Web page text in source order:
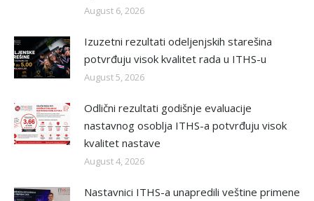
August 6, 2026
Izuzetni rezultati odeljenjskih starešina
potvrđuju visok kvalitet rada u ITHS-u
August 5, 2026
Odlični rezultati godišnje evaluacije
nastavnog osoblja ITHS-a potvrđuju visok
kvalitet nastave
August 4, 2026
Nastavnici ITHS-a unapredili veštine primene